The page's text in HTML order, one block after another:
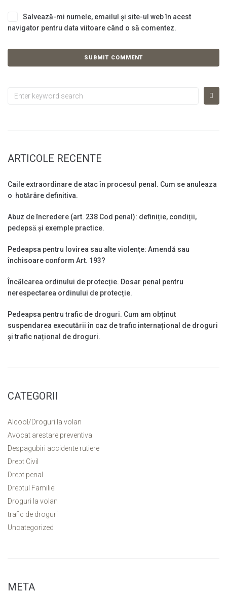
Salvează-mi numele, emailul și site-ul web în acest
navigator pentru data viitoare când o să comentez.
ARTICOLE RECENTE
Caile extraordinare de atac în procesul penal. Cum se anuleaza
o hotǎrâre definitiva.
Abuz de încredere (art. 238 Cod penal): definiție, condiții,
pedepsǎ și exemple practice.
Pedeapsa pentru lovirea sau alte violențe: Amendă sau
închisoare conform Art. 193?
Încălcarea ordinului de protecție. Dosar penal pentru
nerespectarea ordinului de protecție.
Pedeapsa pentru trafic de droguri. Cum am obținut
suspendarea executării în caz de trafic internațional de droguri
și trafic național de droguri.
CATEGORII
Alcool/Droguri la volan
Avocat arestare preventiva
Despagubiri accidente rutiere
Drept Civil
Drept penal
Dreptul Familiei
Droguri la volan
trafic de droguri
Uncategorized
META